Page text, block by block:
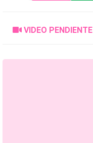
VIDEO PENDIENTE